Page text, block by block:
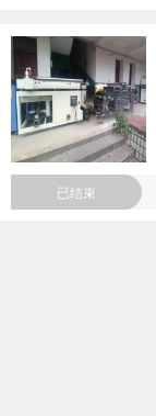
已结束